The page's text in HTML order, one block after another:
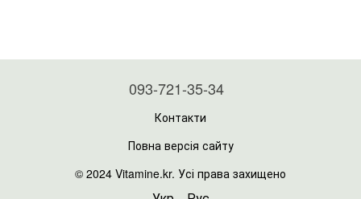
093-721-35-34
Контакти
Повна версія сайту
© 2024 Vitamine.kr. Усі права захищено